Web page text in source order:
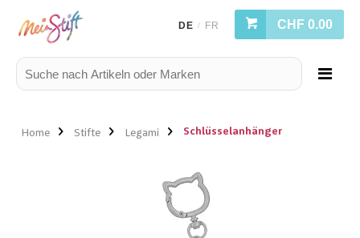
DE / FR CHF 0.00
Home Stifte Legami Schlüsselanhänger